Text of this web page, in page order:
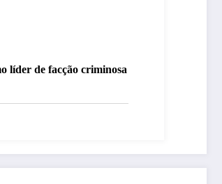
líder de facção criminosa